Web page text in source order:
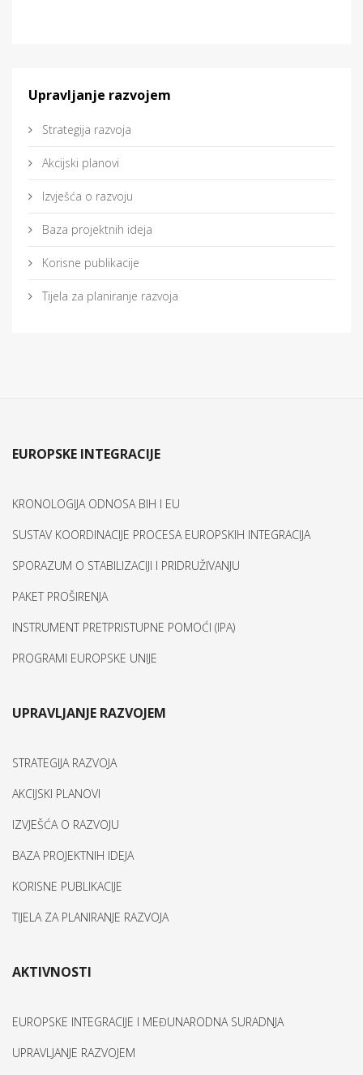
Upravljanje razvojem
Strategija razvoja
Akcijski planovi
Izvješća o razvoju
Baza projektnih ideja
Korisne publikacije
Tijela za planiranje razvoja
EUROPSKE INTEGRACIJE
KRONOLOGIJA ODNOSA BIH I EU
SUSTAV KOORDINACIJE PROCESA EUROPSKIH INTEGRACIJA
SPORAZUM O STABILIZACIJI I PRIDRUŽIVANJU
PAKET PROŠIRENJA
INSTRUMENT PRETPRISTUPNE POMOĆI (IPA)
PROGRAMI EUROPSKE UNIJE
UPRAVLJANJE RAZVOJEM
STRATEGIJA RAZVOJA
AKCIJSKI PLANOVI
IZVJEŠĆA O RAZVOJU
BAZA PROJEKTNIH IDEJA
KORISNE PUBLIKACIJE
TIJELA ZA PLANIRANJE RAZVOJA
AKTIVNOSTI
EUROPSKE INTEGRACIJE I MEĐUNARODNA SURADNJA
UPRAVLJANJE RAZVOJEM